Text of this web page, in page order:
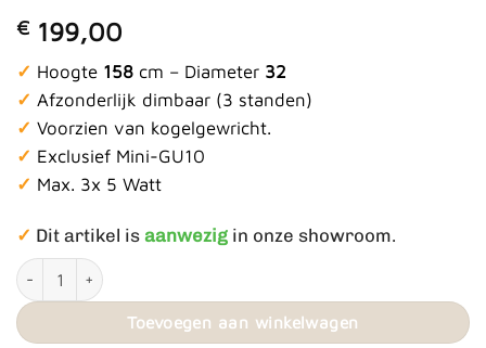
€ 199,00
✓ Hoogte 158 cm – Diameter 32
✓ Afzonderlijk dimbaar (3 standen)
✓ Voorzien van kogelgewricht.
✓ Exclusief Mini-GU10
✓ Max. 3x 5 Watt
✓ Dit artikel is aanwezig in onze showroom.
Vloerlamp Trend 3L aantal
Toevoegen aan winkelwagen